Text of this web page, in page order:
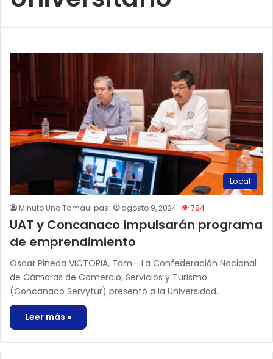
Local
Minuto Uno Tamaulipas agosto 9, 2024 784
UAT y Concanaco impulsarán programa
de emprendimiento
Oscar Pineda VICTORIA, Tam.- La Confederación Nacional
de Cámaras de Comercio, Servicios y Turismo
(Concanaco Servytur) presentó a la Universidad…
Leer más »